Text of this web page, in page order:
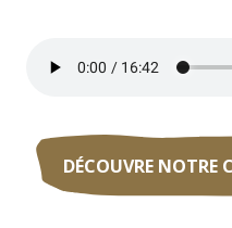
DÉCOUVRE NOTRE